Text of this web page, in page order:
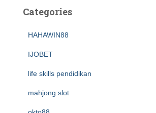
Categories
HAHAWIN88
IJOBET
life skills pendidikan
mahjong slot